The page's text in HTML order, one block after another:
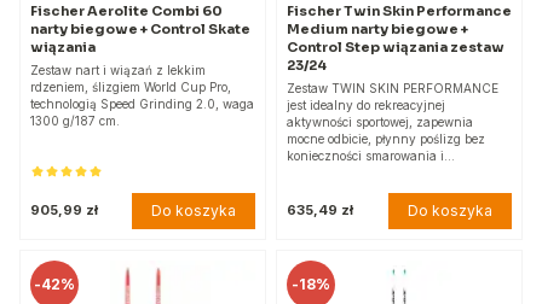
Fischer Aerolite Combi 60
narty biegowe + Control Skate
wiązania
Zestaw nart i wiązań z lekkim
rdzeniem, ślizgiem World Cup Pro,
technologią Speed Grinding 2.0, waga
1300 g/187 cm.
905,99 zł Do koszyka
Fischer Twin Skin Performance
Medium narty biegowe +
Control Step wiązania zestaw
23/24
Zestaw TWIN SKIN PERFORMANCE
jest idealny do rekreacyjnej
aktywności sportowej, zapewnia
mocne odbicie, płynny poślizg bez
konieczności smarowania i…
635,49 zł Do koszyka
-42% -18%